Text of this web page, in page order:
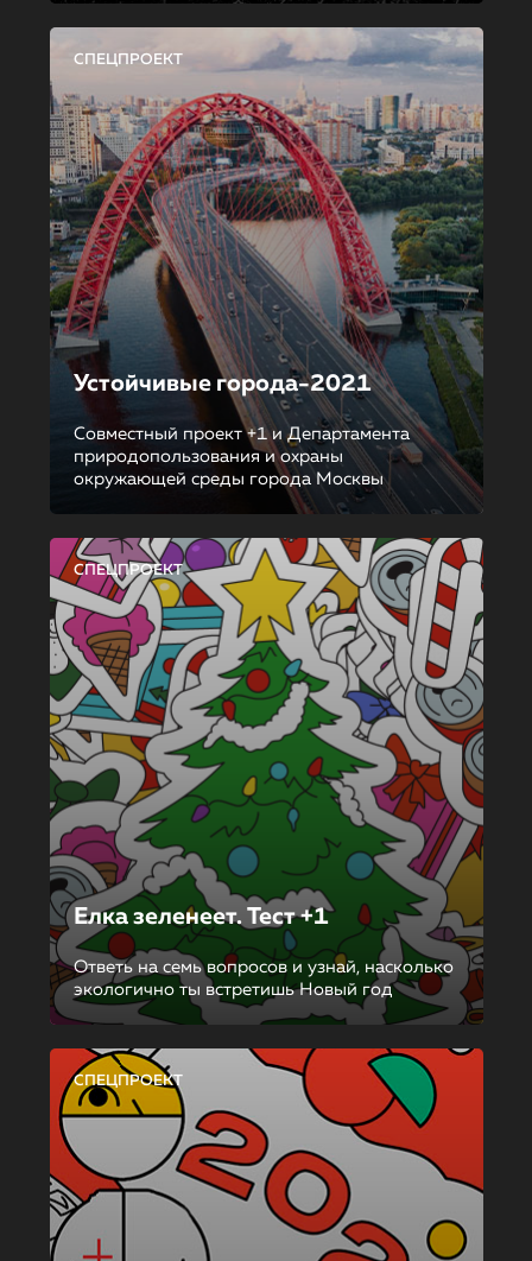
СПЕЦПРОЕКТ
Устойчивые города-2021
Совместный проект +1 и Департамента
природопользования и охраны
окружающей среды города Москвы
СПЕЦПРОЕКТ
Елка зеленеет. Тест +1
Ответь на семь вопросов и узнай, насколько
экологично ты встретишь Новый год
СПЕЦПРОЕКТ